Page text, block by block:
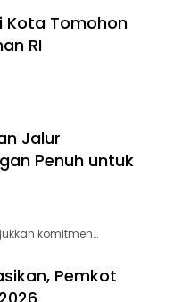
Kota Tomohon
RI
Jalur
Penuh untuk
komitmen…
Pemkot